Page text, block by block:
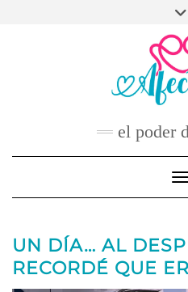
FACEBOOK
el poder
UN DÍA… AL
RECORDÉ QUE